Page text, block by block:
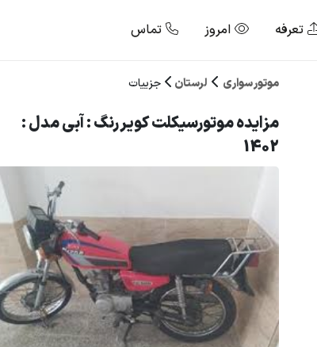
تعرفه امروز تماس
موتور سواری لرستان جزییات
مزایده موتورسیکلت کویر رنگ : آبی مدل :
1402